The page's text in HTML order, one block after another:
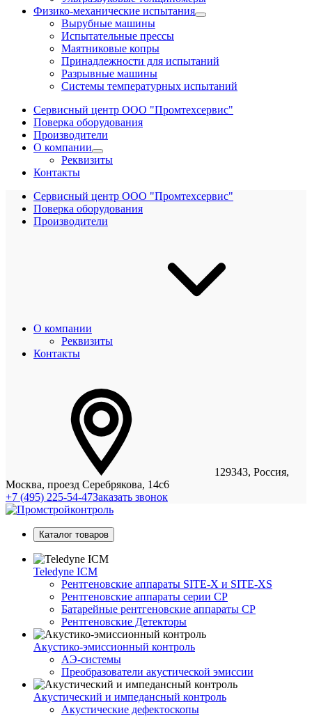
Физико-механические испытания
Вырубные машины
Испытательные прессы
Маятниковые копры
Принадлежности для испытаний
Разрывные машины
Системы температурных испытаний
Сервисный центр ООО "Промтехсервис"
Поверка оборудования
Производители
О компании
Реквизиты
Контакты
Сервисный центр ООО "Промтехсервис"
Поверка оборудования
Производители
О компании
Реквизиты
Контакты
129343, Россия,
Москва, проезд Серебрякова, 14с6
+7 (495) 225-54-47Заказать звонок
Каталог товаров
Teledyne ICM
Рентгеновские аппараты SITE-X и SITE-XS
Рентгеновские аппараты серии CP
Батарейные рентгеновские аппараты CP
Рентгеновские Детекторы
Акустико-эмисcионный контроль
АЭ-системы
Преобразователи акустической эмиссии
Акустический и импедансный контроль
Акустические дефектоскопы